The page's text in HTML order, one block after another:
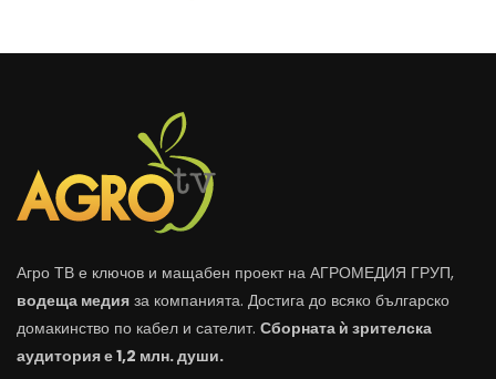
Агро ТВ е ключов и мащабен проект на АГРОМЕДИЯ ГРУП,
водеща медия за компанията. Достига до всяко българско
домакинство по кабел и сателит. Сборната ѝ зрителска
аудитория е 1,2 млн. души.